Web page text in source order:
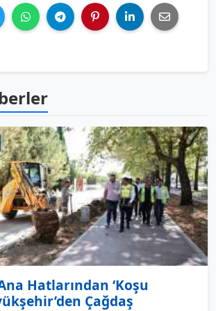
Hatlarından ‘Koşu
Çağdaş